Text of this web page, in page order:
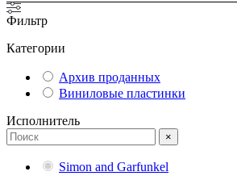
Фильтр
Категории
Архив проданных
Виниловые пластинки
Исполнитель
×
Simon and Garfunkel